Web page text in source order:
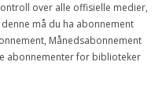
over alle offisielle medier,
må du ha abonnement
Månedsabonnement
abonnementer for biblioteker